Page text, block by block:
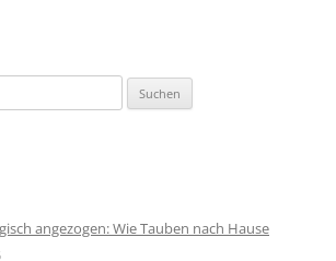
angezogen: Wie Tauben nach Hause